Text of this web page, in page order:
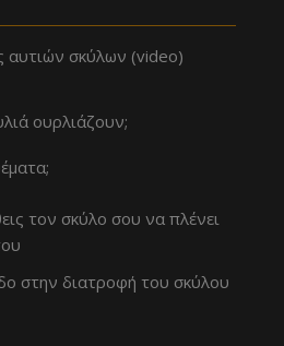
αυτιών σκύλων (video)
ουρλιάζουν;
τον σκύλο σου να πλένει
στην διατροφή του σκύλου